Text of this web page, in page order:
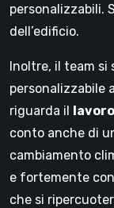
personalizzabili.
dell’edificio.
Inoltre, il team si
personalizzabile
riguarda il
conto anche di
cambiamento
e fortemente
che si